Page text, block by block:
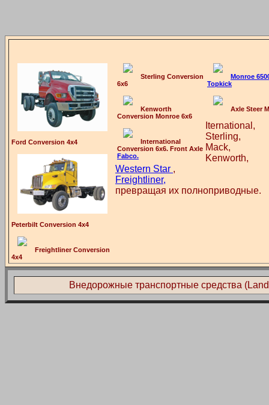
Ford Conversion 4x4
Peterbilt Conversion 4x4
Freightliner Conversion
4x4
Sterling Conversion
6x6
Kenworth
Conversion Monroe 6x6
International
Conversion 6x6. Front Axle
Fabco.
Monroe
Topkick
Axle Steer
Iternational,
Sterling,
Mack,
Kenworth,
Western Star ,
Freightliner,
превращая их полноприводные.
Внедорожные транспортные средства